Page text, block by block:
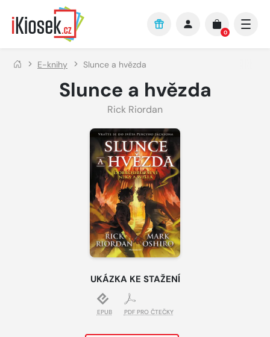
Přejít na hlavní obsah
0
E-knihy Slunce a hvězda
Slunce a hvězda
Rick Riordan
UKÁZKA KE STAŽENÍ
EPUB PDF PRO ČTEČKY